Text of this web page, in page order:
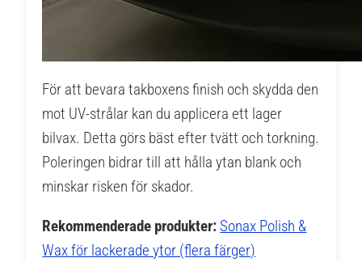
För att bevara takboxens finish och skydda den
mot UV-strålar kan du applicera ett lager
bilvax. Detta görs bäst efter tvätt och torkning.
Poleringen bidrar till att hålla ytan blank och
minskar risken för skador.
Rekommenderade produkter:Sonax Polish &
Wax för lackerade ytor (flera färger)